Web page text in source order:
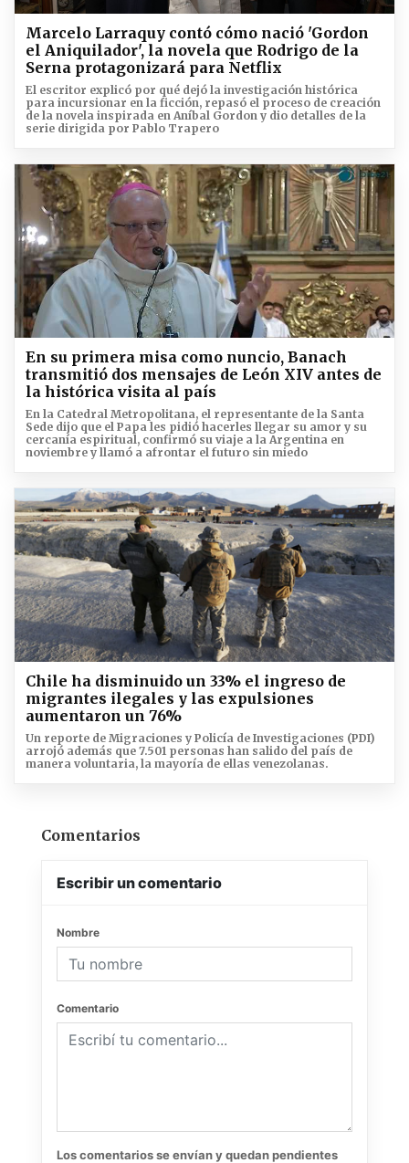
Marcelo Larraquy contó cómo nació 'Gordon
el Aniquilador', la novela que Rodrigo de la
Serna protagonizará para Netflix
El escritor explicó por qué dejó la investigación histórica
para incursionar en la ficción, repasó el proceso de creación
de la novela inspirada en Aníbal Gordon y dio detalles de la
serie dirigida por Pablo Trapero
En su primera misa como nuncio, Banach
transmitió dos mensajes de León XIV antes de
la histórica visita al país
En la Catedral Metropolitana, el representante de la Santa
Sede dijo que el Papa les pidió hacerles llegar su amor y su
cercanía espiritual, confirmó su viaje a la Argentina en
noviembre y llamó a afrontar el futuro sin miedo
Chile ha disminuido un 33% el ingreso de
migrantes ilegales y las expulsiones
aumentaron un 76%
Un reporte de Migraciones y Policía de Investigaciones (PDI)
arrojó además que 7.501 personas han salido del país de
manera voluntaria, la mayoría de ellas venezolanas.
Comentarios
Escribir un comentario
Nombre
Comentario
Los comentarios se envían y quedan pendientes